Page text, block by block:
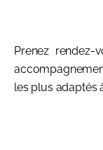
Prenez rendez-
les plus adaptés